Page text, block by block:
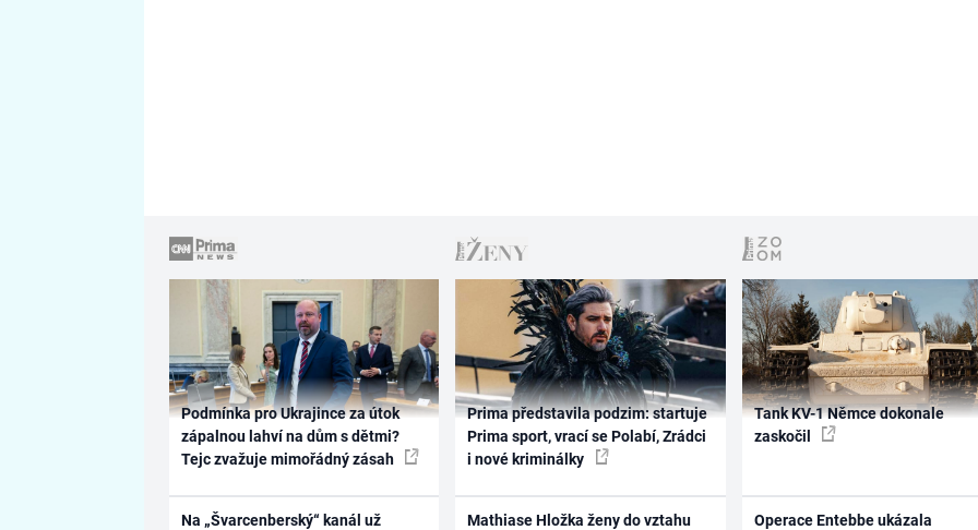
Podmínka pro Ukrajince za útok
zápalnou lahví na dům s dětmi?
Tejc zvažuje mimořádný zásah
Na „Švarcenberský“ kanál už
Prima představila podzim: startuje
Prima sport, vrací se Polabí, Zrádci
i nové kriminálky
Mathiase Hložka ženy do vztahu
Tank KV-1 Němce dokonale
zaskočil
Operace Entebbe ukázala